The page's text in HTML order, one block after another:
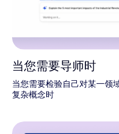
当您需要导师时
当您需要检验自己对某一领
复杂概念时